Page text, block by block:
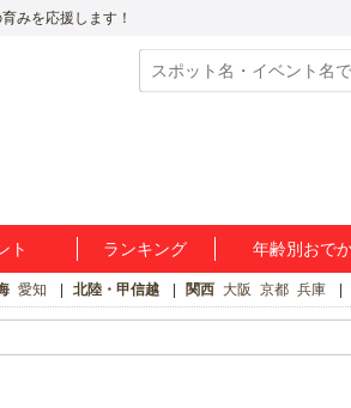
みを応援します！
ト ランキング 年齢別おで
愛知 北陸・甲信越 関西 大阪 京都 兵庫